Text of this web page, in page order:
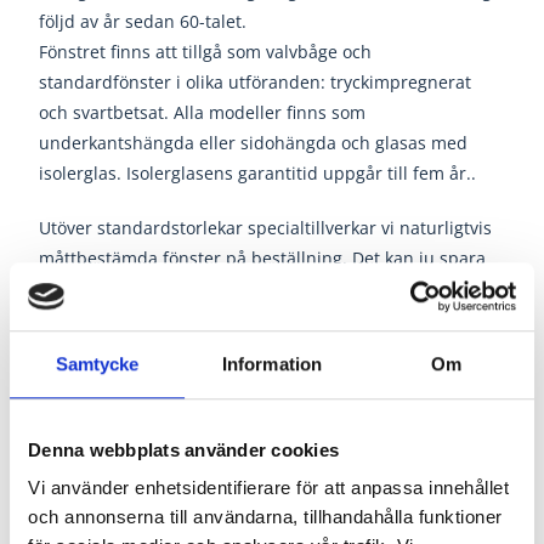
Samtycke Information Om
Denna webbplats använder cookies
Vi använder enhetsidentifierare för att anpassa innehållet
och annonserna till användarna, tillhandahålla funktioner
följd av år sedan 60-talet.
Fönstret finns att tillgå som valvbåge och
standardfönster i olika utföranden: tryckimpregnerat
och svartbetsat. Alla modeller finns som
underkantshängda eller sidohängda och glasas med
isolerglas. Isolerglasens garantitid uppgår till fem år..
Utöver standardstorlekar specialtillverkar vi naturligtvis
måttbestämda fönster på beställning. Det kan ju spara
mycket arbete att få ett fönster som stämmer mot det
gamla – ta kontakt med oss för besked om leveranstid
Prestandadeklaration för Getingefönstret
Produkttyp:
Fönster avsedda för stall och ladugårdsbyggnader i
enlighet med den harmoniserade